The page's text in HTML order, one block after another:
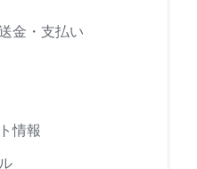
金・支払い
情報